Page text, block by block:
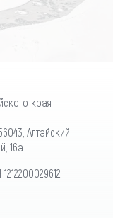
края
Алтайский
16а